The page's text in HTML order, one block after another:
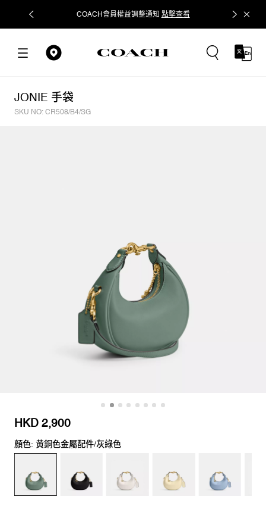
COACH會員權益調整通知 點擊查看 立即追蹤
JONIE 手袋
SKU NO: CR508/B4/SG
HKD 2,900
顏色: 黄銅色金屬配件/灰綠色